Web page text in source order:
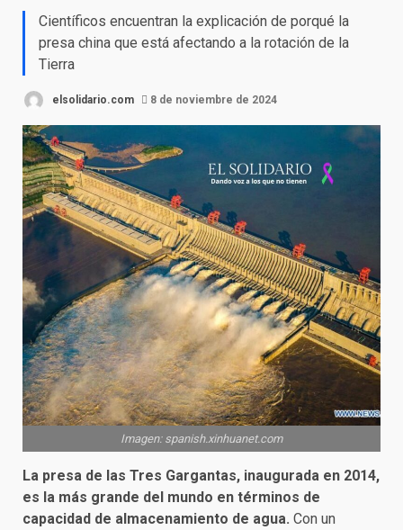
Científicos encuentran la explicación de porqué la
presa china que está afectando a la rotación de la
Tierra
elsolidario.com 8 de noviembre de 2024
Imagen: spanish.xinhuanet.com
La presa de las Tres Gargantas, inaugurada en 2014,
es la más grande del mundo en términos de
capacidad de almacenamiento de agua. Con un